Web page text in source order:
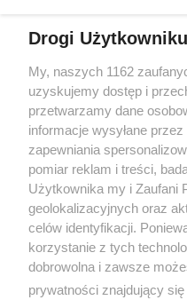
Drogi
My, naszych 1162
uzyskujemy dostęp i
przetwarzamy dane
informacje wysyłane
zapewniania
pomiar reklam i treści,
Użytkownika my i Zaufani
geolokalizacyjnych oraz
celów identyfikacji.
korzystanie z tych
dobrowolna i zawsze
prywatności znajdujący